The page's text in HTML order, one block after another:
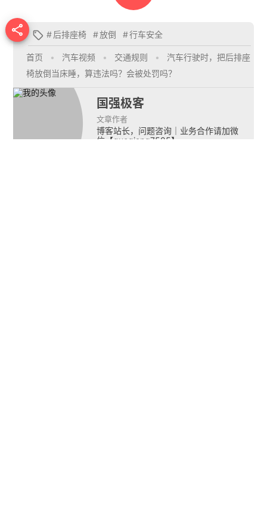
  #后排座椅 #放倒 #行车安全
首页 • 汽车视频 • 交通规则 •
汽车行驶时，把后排座
椅放倒当床睡，算违法吗？会被处罚吗？
国强极客
文章作者
博客站长，问题咨询｜业务合作请加微
信【guoqiang7585】。